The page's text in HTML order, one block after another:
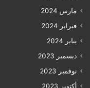
مارس 2024
فبراير 2024
يناير 2024
ديسمبر 2023
نوفمبر 2023
أكتوبر 2023